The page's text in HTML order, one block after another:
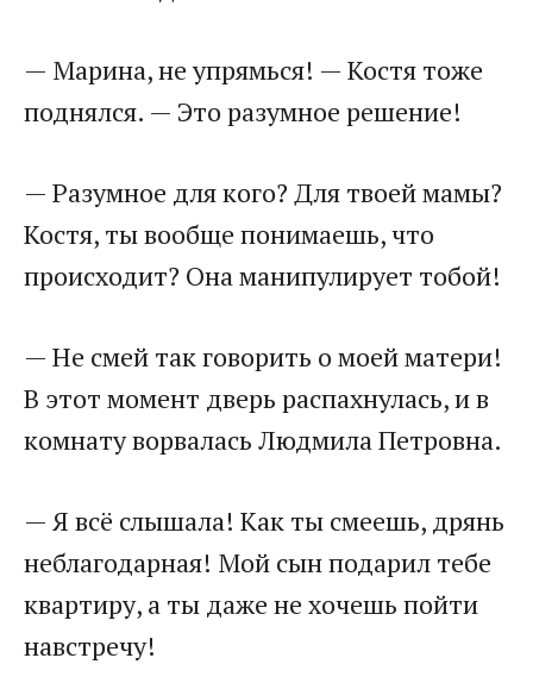
— Марина, не упрямься! — Костя тоже
поднялся. — Это разумное решение!
— Разумное для кого? Для твоей мамы?
Костя, ты вообще понимаешь, что
происходит? Она манипулирует тобой!
— Не смей так говорить о моей матери!
В этот момент дверь распахнулась, и в
комнату ворвалась Людмила Петровна.
— Я всё слышала! Как ты смеешь, дрянь
неблагодарная! Мой сын подарил тебе
квартиру, а ты даже не хочешь пойти
навстречу!